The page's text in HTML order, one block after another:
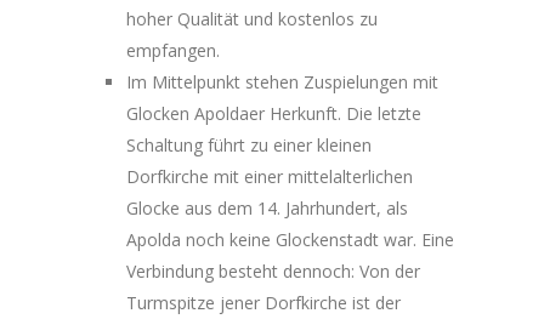
hoher Qualität und kostenlos zu
empfangen.
Im Mittelpunkt stehen Zuspielungen mit
Glocken Apoldaer Herkunft. Die letzte
Schaltung führt zu einer kleinen
Dorfkirche mit einer mittelalterlichen
Glocke aus dem 14. Jahrhundert, als
Apolda noch keine Glockenstadt war. Eine
Verbindung besteht dennoch: Von der
Turmspitze jener Dorfkirche ist der